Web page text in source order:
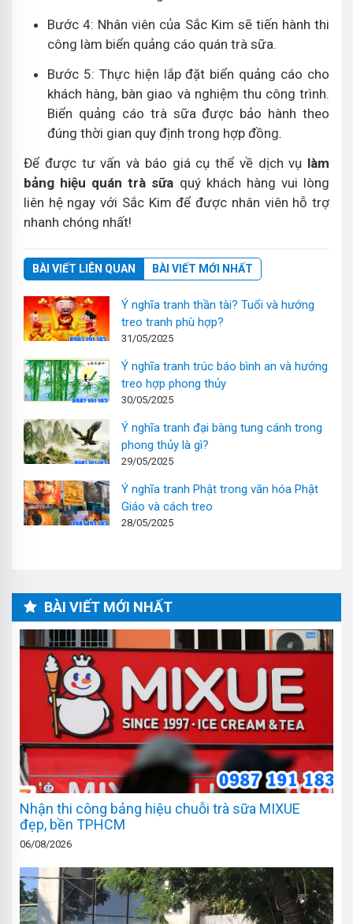
Bước 4: Nhân viên của Sắc Kim sẽ tiến hành thi
công làm biển quảng cáo quán trà sữa.
Bước 5: Thực hiện lắp đặt biển quảng cáo cho
khách hàng, bàn giao và nghiệm thu công trình.
Biển quảng cáo trà sữa được bảo hành theo
đúng thời gian quy định trong hợp đồng.
Để được tư vấn và báo giá cụ thể về dịch vụ làm
bảng hiệu quán trà sữa quý khách hàng vui lòng
liên hệ ngay với Sắc Kim để được nhân viên hỗ trợ
nhanh chóng nhất!
BÀI VIẾT LIÊN QUAN BÀI VIẾT MỚI NHẤT
Ý nghĩa tranh thần tài? Tuổi và hướng
treo tranh phù hợp?
31/05/2025
Ý nghĩa tranh trúc báo bình an và hướng
treo hợp phong thủy
30/05/2025
Ý nghĩa tranh đại bàng tung cánh trong
phong thủy là gì?
29/05/2025
Ý nghĩa tranh Phật trong văn hóa Phật
Giáo và cách treo
28/05/2025
BÀI VIẾT MỚI NHẤT
Nhận thi công bảng hiệu chuỗi trà sữa MIXUE
đẹp, bền TPHCM
06/08/2026